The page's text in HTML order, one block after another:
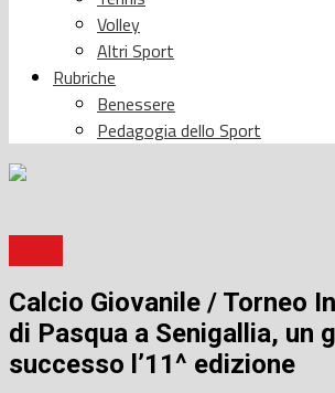
Volley
Altri Sport
Rubriche
Benessere
Pedagogia dello Sport
Calcio Giovanile / Torneo
di Pasqua a Senigallia, un
successo l’11^ edizione